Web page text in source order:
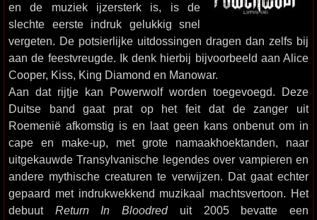
en de muziek ijzersterk is, is de
slechte eerste indruk gelukkig snel
vergeten. De potsierlijke uitdossingen dragen dan zelfs bij
aan de feestvreugde. Ik denk hierbij bijvoorbeeld aan Alice
Cooper, Kiss, King Diamond en Manowar.
Aan dat rijtje kan Powerwolf worden toegevoegd. Deze
Duitse band gaat prat op het feit dat de zanger uit
Roemenië afkomstig is en laat geen kans onbenut om in
cape en make-up, met grote namaakhoektanden, naar
uitgekauwde Transylvanische legendes over vampieren en
andere mythische creaturen te verwijzen. Dat gaat echter
gepaard met indrukwekkend muzikaal machtsvertoon. Het
debuut Return In Bloodreduit 2005 bevatte een